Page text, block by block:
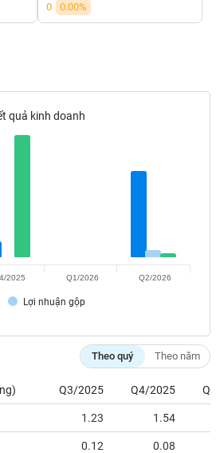
0 0.00%
quả kinh doanh
Lợi nhuận gộp
2025 Q1/2026 Q2/2026
Theo quý Theo năm
Q3/2025 Q4/2025
1.23 1.54
0.12 0.08
Chỉ số Chứng chỉ quỹ Chứng